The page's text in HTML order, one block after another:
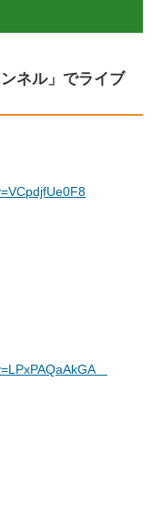
ネル」でライブ